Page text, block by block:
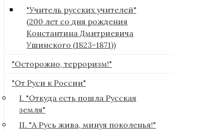
"Учитель русских учителей"
(200 лет со дня рождения
Константина Дмитриевича
Ушинского (1823-1871))
"Осторожно, терроризм!"
"От Руси к России"
I. "Откуда есть пошла Русская
земля"
II. "А Русь жива, минуя поколенья!"